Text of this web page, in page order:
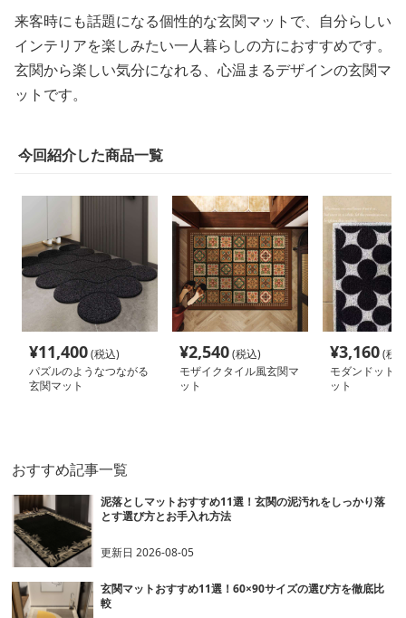
来客時にも話題になる個性的な玄関マットで、自分らしい
インテリアを楽しみたい一人暮らしの方におすすめです。
玄関から楽しい気分になれる、心温まるデザインの玄関マ
ットです。
今回紹介した商品一覧
¥11,400(税込)
パズルのようなつながる
玄関マット
¥2,540(税込)
モザイクタイル風玄関マ
ット
¥3,160(税
モダンドット
ット
おすすめ記事一覧
泥落としマットおすすめ11選！玄関の泥汚れをしっかり落
とす選び方とお手入れ方法
更新日2026-08-05
玄関マットおすすめ11選！60×90サイズの選び方を徹底比
較